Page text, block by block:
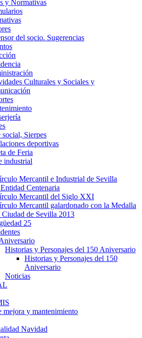
y Normativas
del socio. Sugerencias
Culturales y Sociales y
social, Sierpes
deportivas
de Feria
industrial
Mercantil e Industrial de Sevilla
Centenaria
Mercantil del Siglo XXI
Mercantil galardonado con la Medalla
Ciudad de Sevilla 2013
25
Historias y Personajes del 150 Aniversario
Historias y Personajes del 150
Aniversario
Noticias
mejora y mantenimiento
Navidad